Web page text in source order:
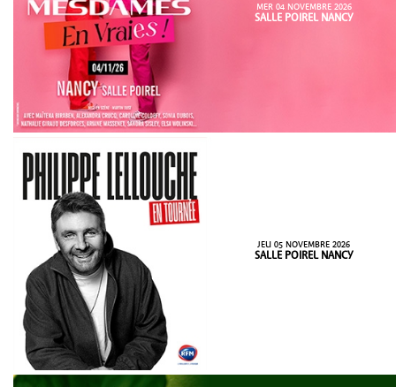
MER 04 NOVEMBRE 2026
SALLE POIREL NANCY
JEU 05 NOVEMBRE 2026
SALLE POIREL NANCY